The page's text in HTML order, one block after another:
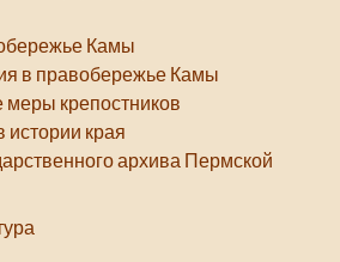
Камы
в правобережье Камы
крепостников
истории края
архива Пермской